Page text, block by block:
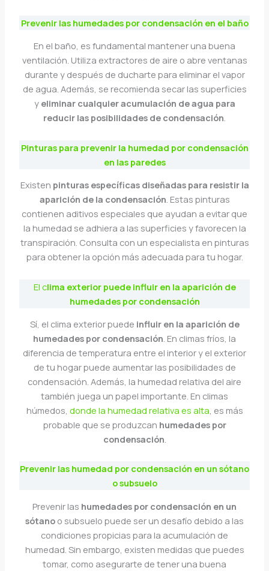
Prevenir las humedades por condensación en el baño
En el baño, es fundamental mantener una buena
ventilación. Utiliza extractores de aire o abre ventanas
durante y después de ducharte para eliminar el vapor
de agua. Además, se recomienda secar las superficies
y eliminar cualquier acumulación de agua para
reducir las posibilidades de condensación.
Pinturas para prevenir la humedad por condensación
en las paredes
Existen pinturas específicas diseñadas para resistir la
aparición de la condensación. Estas pinturas
contienen aditivos especiales que ayudan a evitar que
la humedad se adhiera a las superficies y favorecen la
transpiración. Consulta con un especialista en pinturas
para obtener la opción más adecuada para tu hogar.
El clima exterior puede influir en la aparición de
humedades por condensación
Sí, el clima exterior puede influir en la aparición de
humedades por condensación . En climas fríos, la
diferencia de temperatura entre el interior y el exterior
de tu hogar puede aumentar las posibilidades de
condensación. Además, la humedad relativa del aire
también juega un papel importante. En climas
húmedos, donde la humedad relativa es alta , es más
probable que se produzcan humedades por
condensación
Prevenir las humedad por condensación en un sótano
o subsuelo
Prevenir las humedades por condensación en un
sótano o subsuelo puede ser un desafío debido a las
condiciones propicias para la acumulación de
humedad. Sin embargo, existen medidas que puedes
tomar, como asegurarte de tener una buena